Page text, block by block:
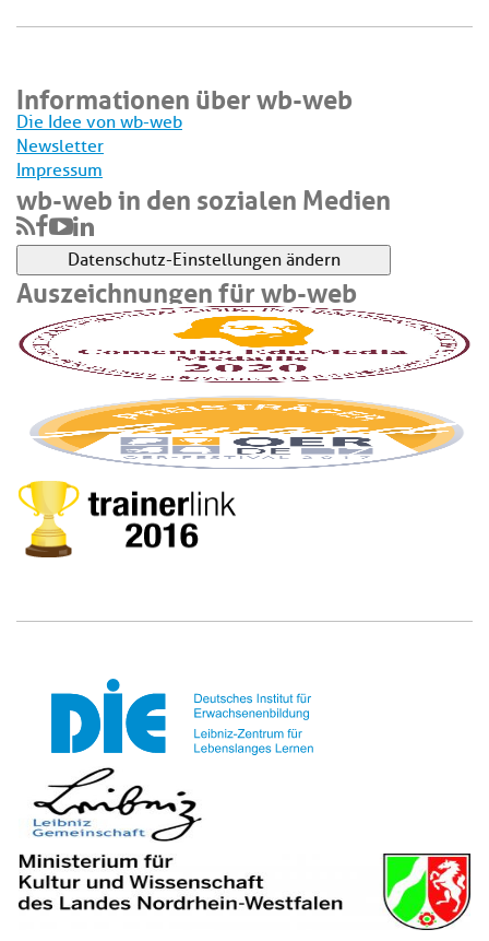
Informationen über wb-web
Die Idee von wb-web
Newsletter
Impressum
wb-web in den sozialen Medien
Datenschutz-Einstellungen ändern
Auszeichnungen für wb-web